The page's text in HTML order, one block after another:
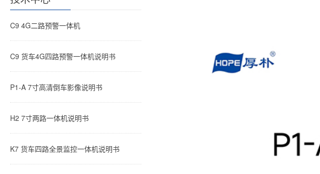
C9 4G二路预警一体机
C9 货车4G四路预警一体机说明书
P1-A 7寸高清倒车影像说明书
H2 7寸两路一体机说明书
K7 货车四路全景监控一体机说明书